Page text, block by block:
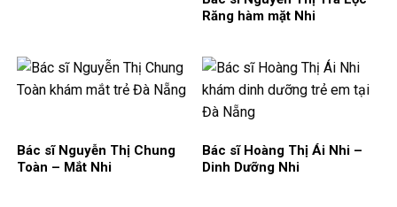
Răng hàm mặt Nhi
Bác sĩ Nguyễn Thị Chung
Toàn – Mắt Nhi
Bác sĩ Hoàng Thị Ái Nhi –
Dinh Dưỡng Nhi